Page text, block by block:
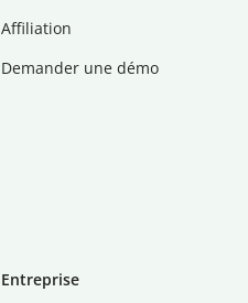
Affiliation
Demander une démo
Entreprise